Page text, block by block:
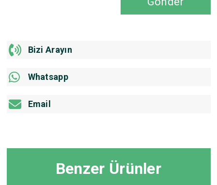
Bizi Arayın
Whatsapp
Email
Benzer Ürünler